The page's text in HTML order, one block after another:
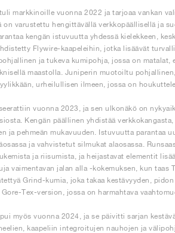
markkinoille vuonna 2022 ja tarjoaa vankan
on varustettu hengittävällä verkkopäällisellä ja
kengän istuvuutta yhdessä kielekkeen,
Flywire-kaapeleihin, jotka lisäävät
ja tukeva kumipohja, jossa on
maastolla. Juniperin muotoiltu
urheilullisen ilmeen, jossa on
vuonna 2023, ja sen ulkonäkö on
Kengän päällinen yhdistää
ja pehmeän mukavuuden. Istuvuutta parantaa
ja vahvistetut silmukat alaosassa.
ja riisumista, ja heijastavat elementit
vaimentavan jalan alla -kokemuksen, kun
Grind-kumia, joka takaa kestävyyden,
Tex-version, jossa on harmahtava
myös vuonna 2024, ja se päivitti sarjan
kaapeliin integroitujen nauhojen ja